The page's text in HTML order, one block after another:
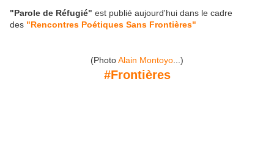
"Parole de Réfugié" est publié aujourd'hui dans le cadre
des "Rencontres Poétiques Sans Frontières"
(PhotoAlain Montoyo ...)
#Frontières